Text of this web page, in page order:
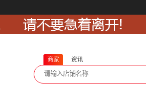
商家 资讯